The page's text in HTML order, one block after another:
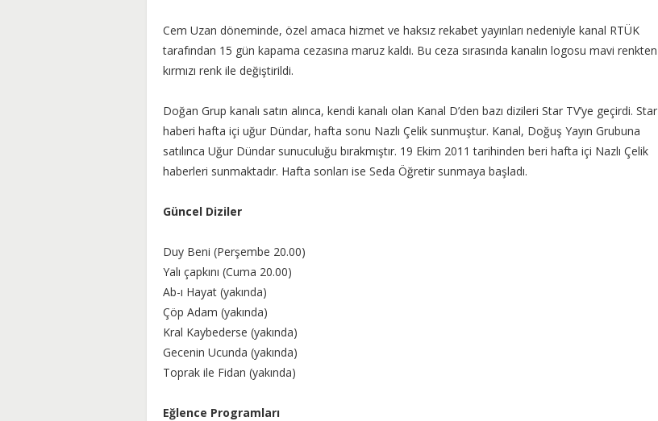
Cem Uzan döneminde, özel amaca hizmet ve haksız rekabet yayınları nedeniyle kanal RTÜK
tarafından 15 gün kapama cezasına maruz kaldı. Bu ceza sırasında kanalın logosu mavi renkten
kırmızı renk ile değiştirildi.
Doğan Grup kanalı satın alınca, kendi kanalı olan Kanal D’den bazı dizileri Star TV’ye geçirdi. Star
haberi hafta içi uğur Dündar, hafta sonu Nazlı Çelik sunmuştur. Kanal, Doğuş Yayın Grubuna
satılınca Uğur Dündar sunuculuğu bırakmıştır. 19 Ekim 2011 tarihinden beri hafta içi Nazlı Çelik
haberleri sunmaktadır. Hafta sonları ise Seda Öğretir sunmaya başladı.
Güncel Diziler
Duy Beni (Perşembe 20.00)
Yalı çapkını (Cuma 20.00)
Ab-ı Hayat (yakında)
Çöp Adam (yakında)
Kral Kaybederse (yakında)
Gecenin Ucunda (yakında)
Toprak ile Fidan (yakında)
Eğlence Programları